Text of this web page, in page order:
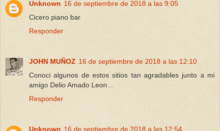
Unknown 16 de septiembre de 2018 a las 9:05
Cicero piano bar
Responder
JOHN MUÑOZ 16 de septiembre de 2018 a las 12:10
Conoci algunos de estos sitios tan agradables junto a mi
amigo Delio Amado Leon...
Responder
Unknown 16 de septiembre de 2018 a las 12:54